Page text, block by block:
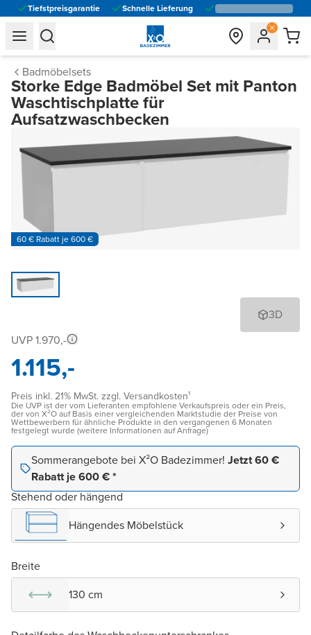
Tiefstpreisgarantie Schnelle Lieferung
general.navigation.toggle_menu.label
general.navigation.toggle_menu.label
Badmöbelsets
Storke Edge Badmöbel Set mit Panton
Waschtischplatte für
Aufsatzwaschbecken
60 € Rabatt je 600 €
3D
UVP 1.970,-
1.115,-
Preis inkl. 21% MwSt. zzgl. Versandkosten¹
Die UVP ist der vom Lieferanten empfohlene Verkaufspreis oder ein Preis,
der von X²O auf Basis einer vergleichenden Marktstudie der Preise von
Wettbewerbern für ähnliche Produkte in den vergangenen 6 Monaten
festgelegt wurde (weitere Informationen auf Anfrage)
Sommerangebote bei X²O Badezimmer! Jetzt 60 €
Rabatt je 600 € *
Stehend oder hängend
Hängendes Möbelstück
Breite
130 cm